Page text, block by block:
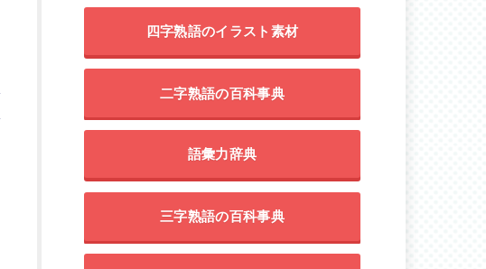
四字熟語のイラスト素材
二字熟語の百科事典
語彙力辞典
三字熟語の百科事典